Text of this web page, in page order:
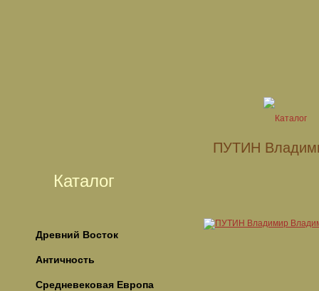
ПУТИН
Каталог
Древний Восток
Античность
Средневековая Европа